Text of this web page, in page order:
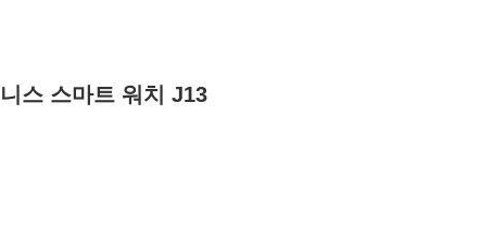
스 스마트 워치 J13